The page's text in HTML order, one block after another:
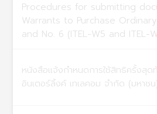
Procedures for submitting
Warrants to Purchase
and No. 6 (ITEL-W5 and ITEL-
หนังสือแจ้งกำหนดการใช้สิทธิครั้งสุ
อินเตอร์ลิ้งค์ เทเลคอม จำกัด (มหาช